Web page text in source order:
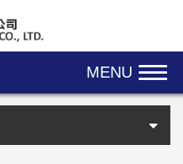
MENU